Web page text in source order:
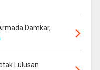
Damkar,
Lulusan